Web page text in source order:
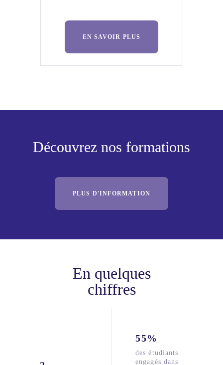
EN SAVOIR PLUS
Découvrez nos formations
PLUS D'INFORMATION
En quelques
chiffres
55%
des étudiants
engagés dans